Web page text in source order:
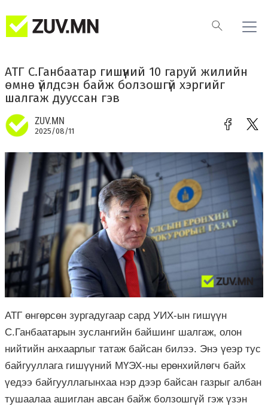
АТГ С.Ганбаатар гишүүний 10 гаруй жилийн
өмнө үйлдсэн байж болзошгүй хэргийг
шалгаж дууссан гэв
ZUV.MN
2025/08/11
АТГ өнгөрсөн зургадугаар сард УИХ-ын гишүүн
С.Ганбаатарын зуслангийн байшинг шалгаж, олон
нийтийн анхаарлыг татаж байсан билээ. Энэ үеэр тус
байгууллага гишүүний МҮЭХ-ны ерөнхийлөгч байх
үедээ байгууллагынхаа нэр дээр байсан газрыг албан
тушаалаа ашиглан авсан байж болзошгүй гэж үзэн